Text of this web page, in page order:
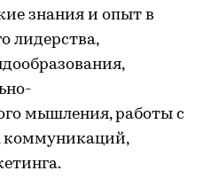
знания и опыт в
лидерства,
мышления, работы с
коммуникаций,